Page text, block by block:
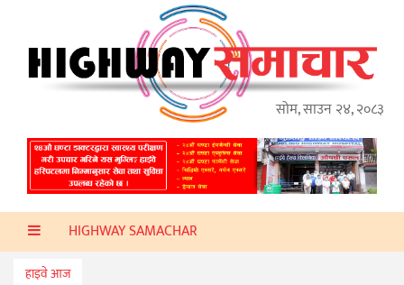
सोम, साउन २४, २०८३
गृहपृष्ठ
ताजा
समाचार
प्रदेश
प्रविधि
स्वास्थ्य
HIGHWAY SAMACHAR
हाइवे आज